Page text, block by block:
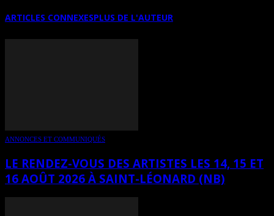
ARTICLES CONNEXESPLUS DE L'AUTEUR
ANNONCES ET COMMUNIQUÉS
LE RENDEZ-VOUS DES ARTISTES LES 14, 15 ET
16 AOÛT 2026 À SAINT-LÉONARD (NB)